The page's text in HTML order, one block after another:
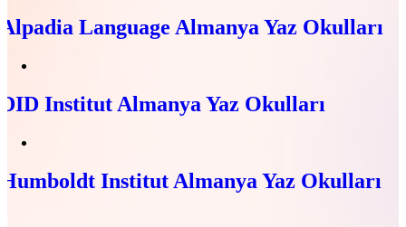
Alpadia Language Almanya Yaz Okulları
DID Institut Almanya Yaz Okulları
Humboldt Institut Almanya Yaz Okulları